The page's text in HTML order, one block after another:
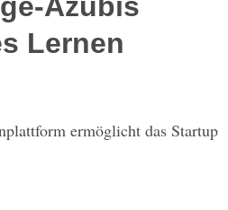
Lernen
ermöglicht das Startup